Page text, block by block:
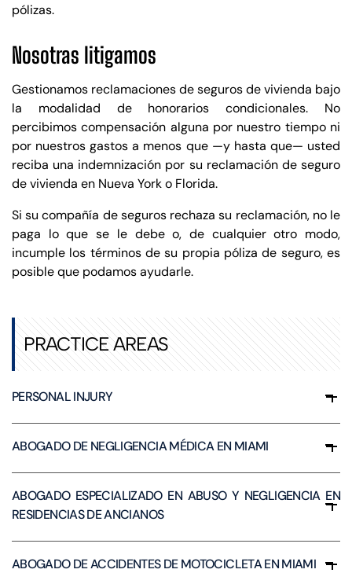
pólizas.
Nosotras litigamos
Gestionamos reclamaciones de seguros de vivienda bajo
la modalidad de honorarios condicionales. No
percibimos compensación alguna por nuestro tiempo ni
por nuestros gastos a menos que —y hasta que— usted
reciba una indemnización por su reclamación de seguro
de vivienda en Nueva York o Florida.
Si su compañía de seguros rechaza su reclamación, no le
paga lo que se le debe o, de cualquier otro modo,
incumple los términos de su propia póliza de seguro, es
posible que podamos ayudarle.
PRACTICE AREAS
PERSONAL INJURY
ABOGADO DE NEGLIGENCIA MÉDICA EN MIAMI
ABOGADO ESPECIALIZADO EN ABUSO Y NEGLIGENCIA EN
RESIDENCIAS DE ANCIANOS
ABOGADO DE ACCIDENTES DE MOTOCICLETA EN MIAMI